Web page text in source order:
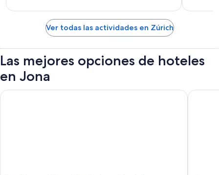
Ver todas las actividades en Zúrich
Las mejores opciones de hoteles
en Jona
Radisson Hotel & Suites Zurich Crowne